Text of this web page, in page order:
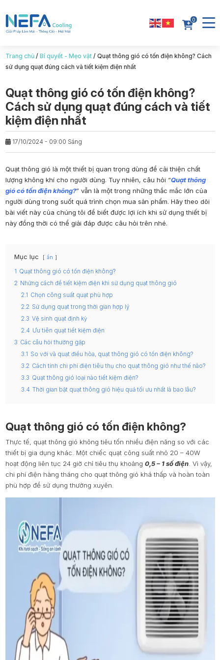
0
Trang chủ/ Bí quyết - Mẹo vặt/ Quạt thông gió có tốn điện không? Cách
sử dụng quạt đúng cách và tiết kiệm điện nhất
Quạt thông gió có tốn điện không?
Cách sử dụng quạt đúng cách và tiết
kiệm điện nhất
17/10/2024 - 09:00 Sáng
Quạt thông gió là một thiết bị quan trọng dùng để cải thiện chất
lượng không khí cho người dùng. Tuy nhiên, câu hỏi “Quạt thông
gió có tốn điện không?” vẫn là một trong những thắc mắc lớn của
người dùng trong suốt quá trình chọn mua sản phẩm. Hãy theo dõi
bài viết này của chúng tôi để biết được lợi ích khi sử dụng thiết bị
này đồng thời có thể giải đáp được câu hỏi trên nhé.
Mục lục ẩn
1 Quạt thông gió có tốn điện không?
2 Những cách để tiết kiệm điện khi sử dụng quạt thông gió
2.1 Chọn công suất quạt phù hợp
2.2 Sử dụng quạt trong thời gian hợp lý
2.3 Vệ sinh quạt định kỳ
2.4 Ưu tiên quạt tiết kiệm điện
3 Các câu hỏi thường gặp
3.1 So với và quạt điều hòa, quạt thông gió có tốn điện không?
3.2 Cách tính chi phí điện tiêu thụ cho quạt thông gió như thế nào?
3.3 Quạt thông gió loại nào tiết kiệm điện?
3.4 Thời gian bật quạt thông gió hiệu quả tối ưu nhất là bao lâu?
Quạt thông gió có tốn điện không?
Thực tế, quạt thông gió không tiêu tốn nhiều điện năng so với các
thiết bị gia dụng khác. Một chiếc quạt công suất nhỏ 20 – 40W
hoạt động liên tục 24 giờ chỉ tiêu thụ khoảng 0,5 – 1 số điện. Vì vậy,
chi phí điện hàng tháng cho quạt thông gió khá thấp và hoàn toàn
phù hợp để sử dụng thường xuyên.